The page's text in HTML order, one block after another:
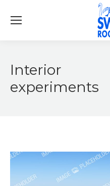
Interior
experiments